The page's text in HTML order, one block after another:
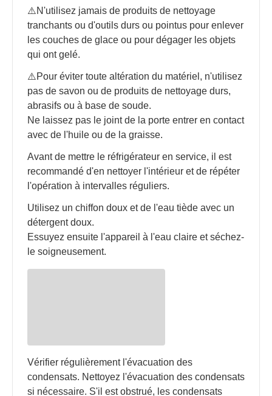
⚠️N'utilisez jamais de produits de nettoyage
tranchants ou d'outils durs ou pointus pour enlever
les couches de glace ou pour dégager les objets
qui ont gelé.
⚠️Pour éviter toute altération du matériel, n'utilisez
pas de savon ou de produits de nettoyage durs,
abrasifs ou à base de soude.
Ne laissez pas le joint de la porte entrer en contact
avec de l'huile ou de la graisse.
Avant de mettre le réfrigérateur en service, il est
recommandé d'en nettoyer l'intérieur et de répéter
l'opération à intervalles réguliers.
Utilisez un chiffon doux et de l'eau tiède avec un
détergent doux.
Essuyez ensuite l'appareil à l'eau claire et séchez-
le soigneusement.
Vérifier régulièrement l'évacuation des
condensats. Nettoyez l'évacuation des condensats
si nécessaire. S'il est obstrué, les condensats